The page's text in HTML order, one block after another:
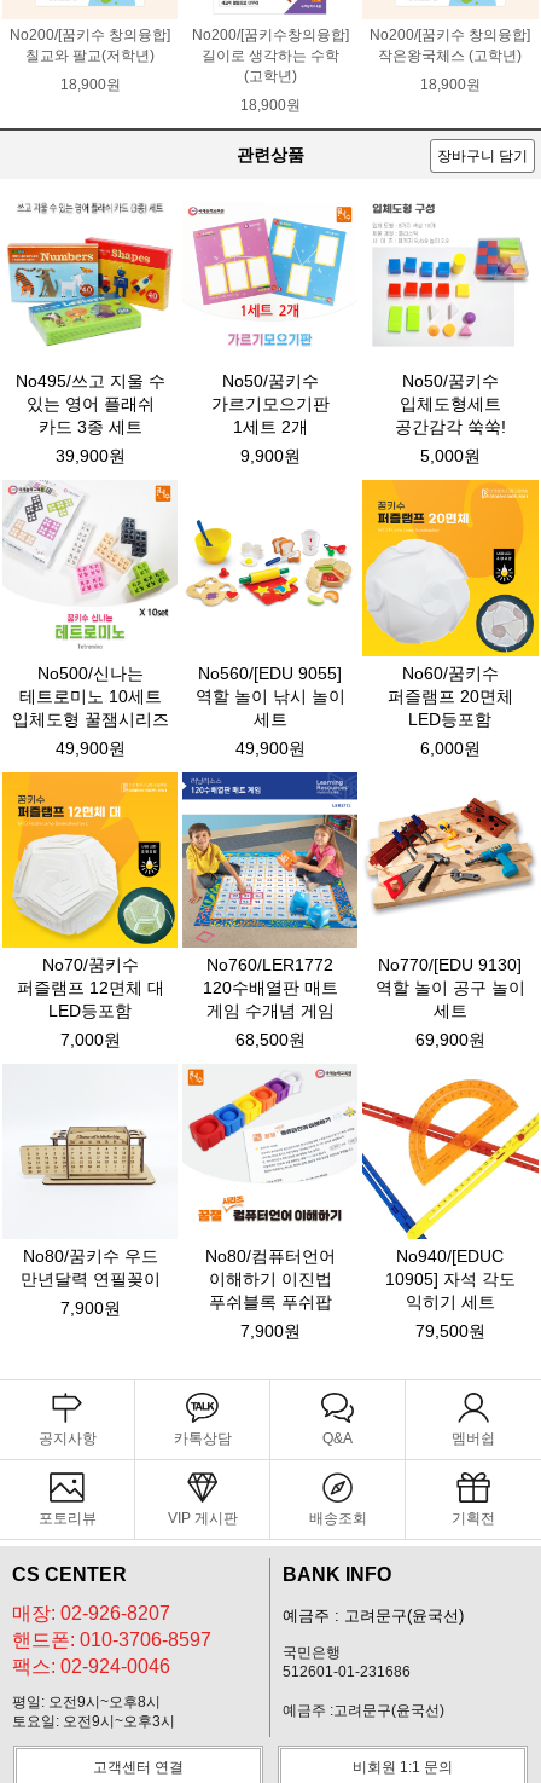
No200/[꿈키수 창의융합]
칠교와 팔교(저학년)
18,900원
No200/[꿈키수창의융합]
길이로 생각하는 수학
(고학년)
18,900원
No200/[꿈키수 창의융합]
작은왕국체스 (고학년)
18,900원
관련상품 장바구니 담기
No495/쓰고 지울 수
있는 영어 플래쉬
카드 3종 세트
39,900원
No50/꿈키수
가르기모으기판
1세트 2개
9,900원
No50/꿈키수
입체도형세트
공간감각 쑥쑥!
5,000원
No500/신나는
테트로미노 10세트
입체도형 꿀잼시리즈
49,900원
No560/[EDU 9055]
역할 놀이 낚시 놀이
세트
49,900원
No60/꿈키수
퍼즐램프 20면체
LED등포함
6,000원
No70/꿈키수
퍼즐램프 12면체 대
LED등포함
7,000원
No760/LER1772
120수배열판 매트
게임 수개념 게임
68,500원
No770/[EDU 9130]
역할 놀이 공구 놀이
세트
69,900원
No80/꿈키수 우드
만년달력 연필꽂이
7,900원
No80/컴퓨터언어
이해하기 이진법
푸쉬블록 푸쉬팝
7,900원
No940/[EDUC
10905] 자석 각도
익히기 세트
79,500원
공지사항 카톡상담 Q&A 멤버쉽
포토리뷰 VIP 게시판 배송조회 기획전
CS CENTER
매장: 02-926-8207
핸드폰: 010-3706-8597
팩스: 02-924-0046
평일: 오전9시~오후8시
토요일: 오전9시~오후3시
BANK INFO
예금주 : 고려문구(윤국선)
국민은행
512601-01-231686
예금주 :고려문구(윤국선)
고객센터 연결 비회원 1:1 문의